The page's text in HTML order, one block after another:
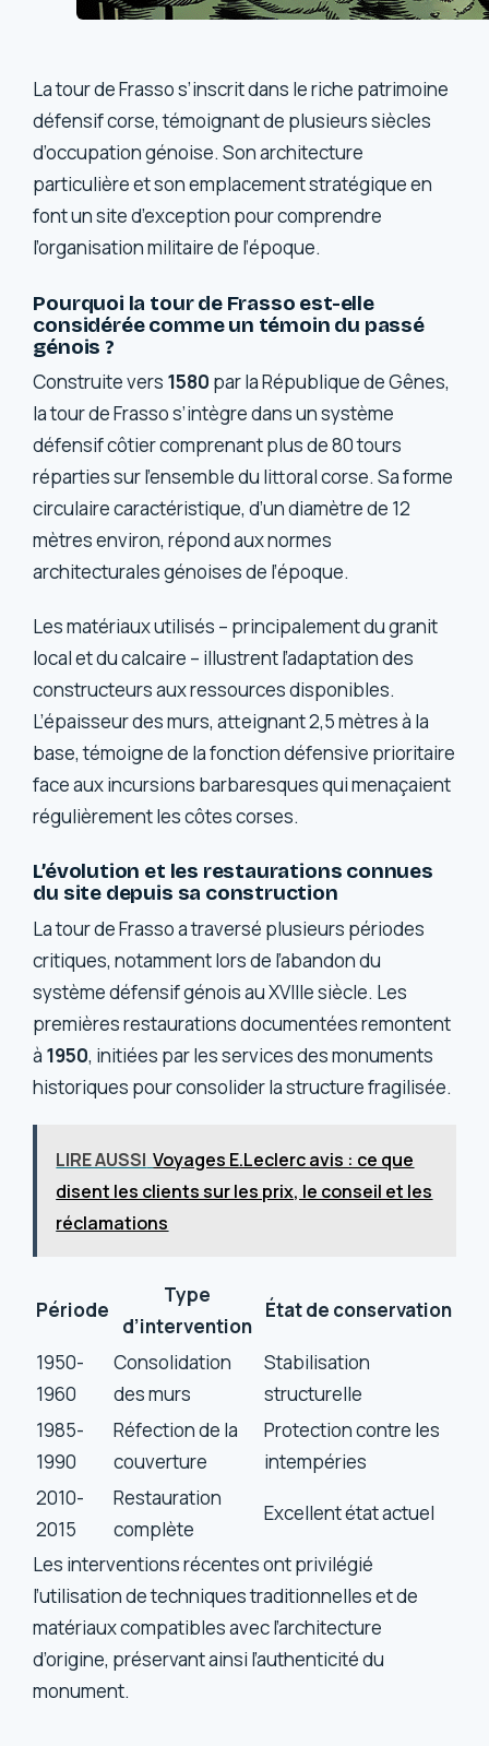
La tour de Frasso s’inscrit dans le riche patrimoine
défensif corse, témoignant de plusieurs siècles
d’occupation génoise. Son architecture
particulière et son emplacement stratégique en
font un site d’exception pour comprendre
l’organisation militaire de l’époque.
Pourquoi la tour de Frasso est-elle
considérée comme un témoin du passé
génois ?
Construite vers 1580 par la République de Gênes,
la tour de Frasso s’intègre dans un système
défensif côtier comprenant plus de 80 tours
réparties sur l’ensemble du littoral corse. Sa forme
circulaire caractéristique, d’un diamètre de 12
mètres environ, répond aux normes
architecturales génoises de l’époque.
Les matériaux utilisés – principalement du granit
local et du calcaire – illustrent l’adaptation des
constructeurs aux ressources disponibles.
L’épaisseur des murs, atteignant 2,5 mètres à la
base, témoigne de la fonction défensive prioritaire
face aux incursions barbaresques qui menaçaient
régulièrement les côtes corses.
L’évolution et les restaurations connues
du site depuis sa construction
La tour de Frasso a traversé plusieurs périodes
critiques, notamment lors de l’abandon du
système défensif génois au XVIIIe siècle. Les
premières restaurations documentées remontent
à 1950, initiées par les services des monuments
historiques pour consolider la structure fragilisée.
LIRE AUSSI Voyages E.Leclerc avis : ce que
disent les clients sur les prix, le conseil et les
réclamations
Période
Type
d’intervention
État de conservation
1950-
1960
Consolidation
des murs
Stabilisation
structurelle
1985-
1990
Réfection de la
couverture
Protection contre les
intempéries
2010-
2015
Restauration
complète
Excellent état actuel
Les interventions récentes ont privilégié
l’utilisation de techniques traditionnelles et de
matériaux compatibles avec l’architecture
d’origine, préservant ainsi l’authenticité du
monument.